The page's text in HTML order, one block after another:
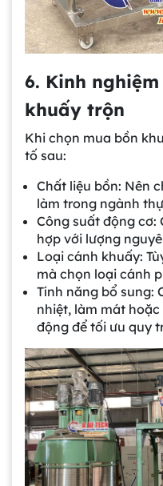
6. Kinh
khuấy trộn
Khi chọn mua bồn
tố sau:
Chất liệu bồn: Nên
làm trong ngành
Công suất động cơ:
hợp với lượng
Loại cánh khuấy:
mà chọn loại cánh
Tính năng bổ sung:
nhiệt, làm mát
động để tối ưu quy